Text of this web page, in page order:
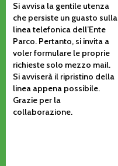
Si avvisa la gentile utenza
che persiste un guasto sulla
linea telefonica dell’Ente
Parco. Pertanto, si invita a
voler formulare le proprie
richieste solo mezzo mail.
Si avviserà il ripristino della
linea appena possibile.
Grazie per la
collaborazione.